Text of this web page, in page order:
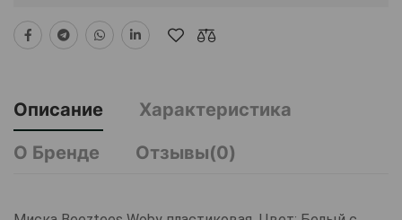
Описание
Характеристика
О Бренде
Отзывы(0)